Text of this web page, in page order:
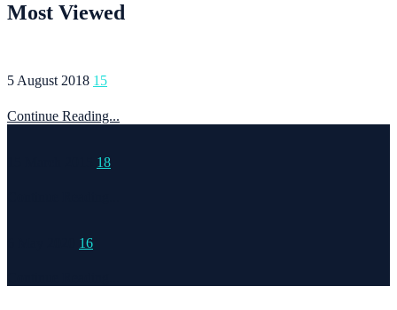
Most Viewed
5 August 2018 15
Continue Reading...
18
16